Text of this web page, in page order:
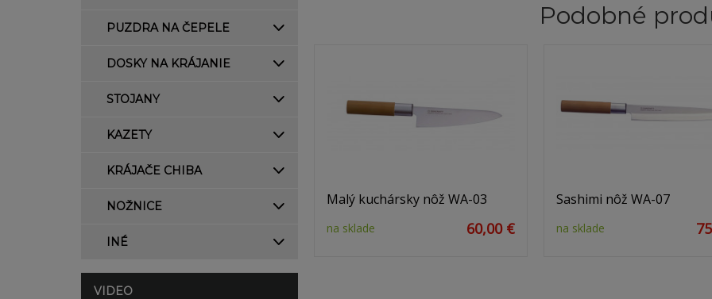
PUZDRA NA ČEPELE
DOSKY NA KRÁJANIE
STOJANY
KAZETY
KRÁJAČE CHIBA
NOŽNICE
INÉ
VIDEO
Podobné
Malý kuchársky nôž WA-03
na sklade 60,00 €
Sashimi nôž WA-07
na sklade